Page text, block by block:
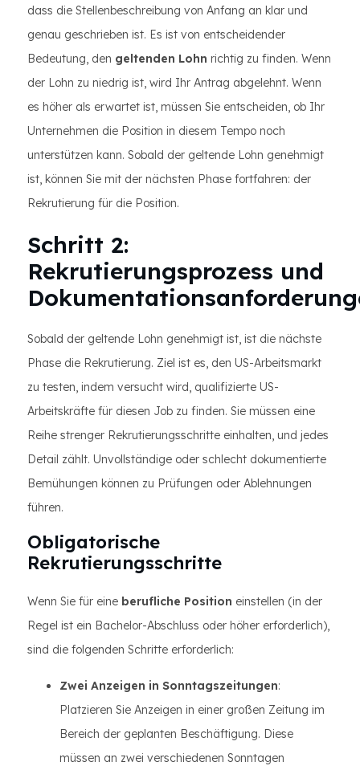
dass die Stellenbeschreibung von Anfang an klar und
genau geschrieben ist. Es ist von entscheidender
Bedeutung, den geltenden Lohn richtig zu finden. Wenn
der Lohn zu niedrig ist, wird Ihr Antrag abgelehnt. Wenn
es höher als erwartet ist, müssen Sie entscheiden, ob Ihr
Unternehmen die Position in diesem Tempo noch
unterstützen kann. Sobald der geltende Lohn genehmigt
ist, können Sie mit der nächsten Phase fortfahren: der
Rekrutierung für die Position.
Schritt 2:
Rekrutierungsprozess und
Sobald der geltende Lohn genehmigt ist, ist die nächste
Phase die Rekrutierung. Ziel ist es, den US-Arbeitsmarkt
zu testen, indem versucht wird, qualifizierte US-
Arbeitskräfte für diesen Job zu finden. Sie müssen eine
Reihe strenger Rekrutierungsschritte einhalten, und jedes
Detail zählt. Unvollständige oder schlecht dokumentierte
Bemühungen können zu Prüfungen oder Ablehnungen
führen.
Obligatorische
Rekrutierungsschritte
Wenn Sie für eine berufliche Position einstellen (in der
Regel ist ein Bachelor-Abschluss oder höher erforderlich),
sind die folgenden Schritte erforderlich:
Zwei Anzeigen in Sonntagszeitungen:
Platzieren Sie Anzeigen in einer großen Zeitung im
Bereich der geplanten Beschäftigung. Diese
müssen an zwei verschiedenen Sonntagen